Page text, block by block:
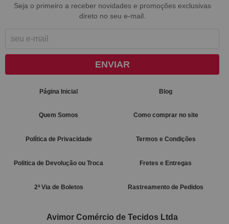
Seja o primeiro a receber novidades e promoções exclusivas
direto no seu e-mail.
ENVIAR
Página Inicial Blog
Quem Somos Como comprar no site
Política de Privacidade Termos e Condições
Politica de Devolução ou Troca Fretes e Entregas
2ª Via de Boletos Rastreamento de Pedidos
Avimor Comércio de Tecidos Ltda